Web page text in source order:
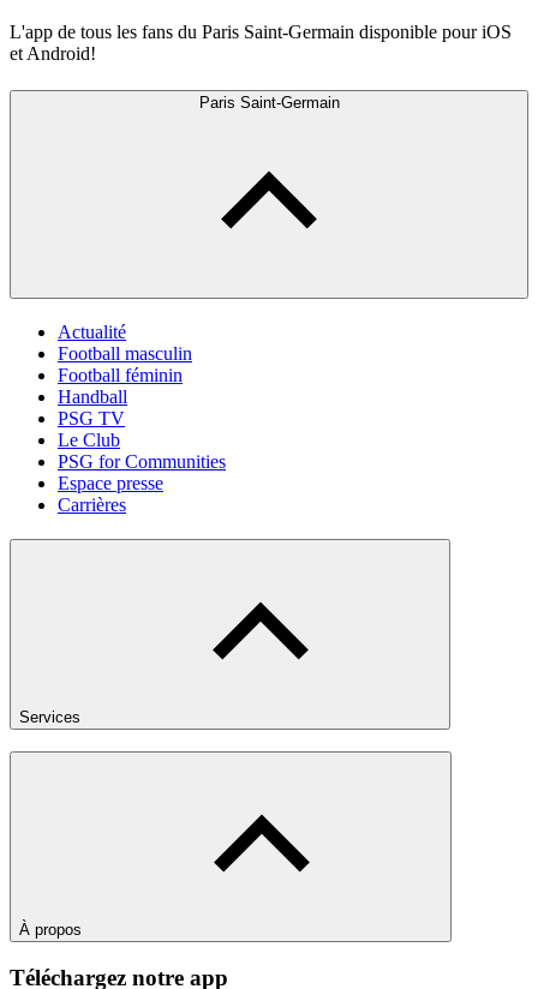
L'app de tous les fans du Paris Saint-Germain disponible pour iOS
et Android!
Paris Saint-Germain
Actualité
Football masculin
Football féminin
Handball
PSG TV
Le Club
PSG for Communities
Espace presse
Carrières
Services
À propos
Téléchargez notre app